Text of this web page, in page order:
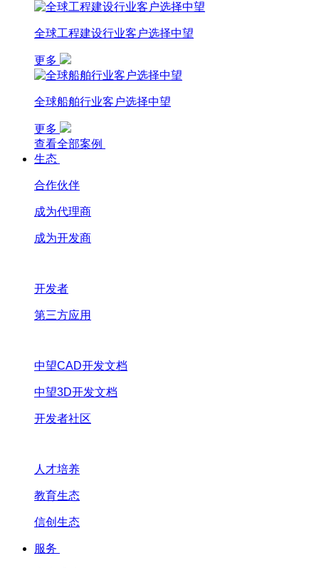
全球工程建设行业客户选择中望
更多
全球船舶行业客户选择中望
更多
查看全部案例
生态
合作伙伴
成为代理商
成为开发商
开发者
第三方应用
中望CAD开发文档
中望3D开发文档
开发者社区
人才培养
教育生态
信创生态
服务